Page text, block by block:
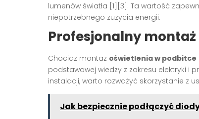
lumenów światła [1][3]. Ta wartość
niepotrzebnego zużycia energii.
Profesjonalny
Chociaż montaż oświetlenia w podbitce
podstawowej wiedzy z zakresu elektryki i
instalacji, warto rozważyć skorzystanie z
Jak bezpiecznie podłączyć